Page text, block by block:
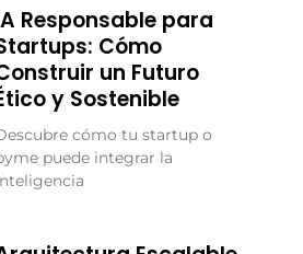
Responsable para
Cómo
un Futuro
y Sostenible
cómo tu startup o
puede integrar la